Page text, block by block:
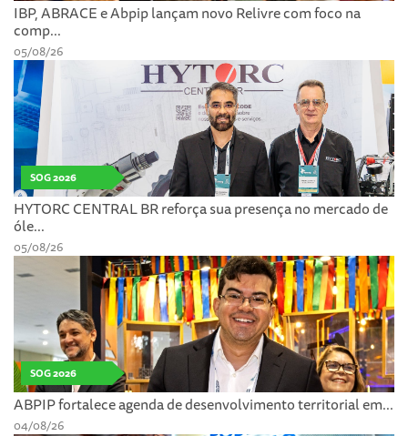
IBP, ABRACE e Abpip lançam novo Relivre com foco na
comp...
05/08/26
SOG 2026
HYTORC CENTRAL BR reforça sua presença no mercado de
óle...
05/08/26
SOG 2026
ABPIP fortalece agenda de desenvolvimento territorial em...
04/08/26